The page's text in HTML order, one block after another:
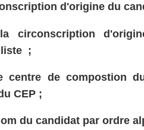
d'origine du
circonscription
liste ;
centre de compostion
CEP ;
du candidat par ordre